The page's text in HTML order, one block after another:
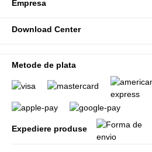
Empresa
Download Center
Metode de plata
Expediere produse